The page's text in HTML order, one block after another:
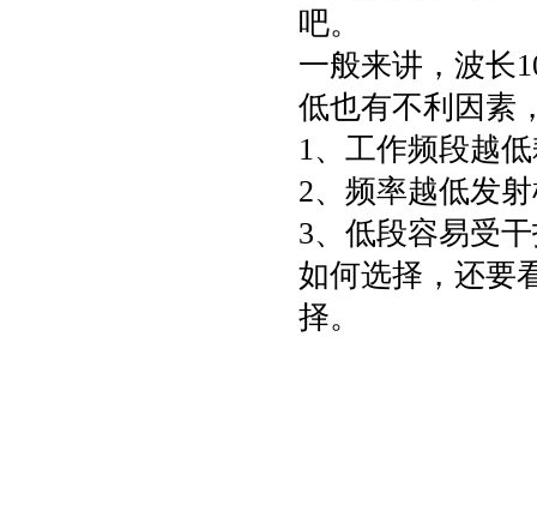
吧。
一般来讲，波长
低也有不利因素
1、工作频段越
2、频率越低发
3、低段容易受
如何选择，还要
择。